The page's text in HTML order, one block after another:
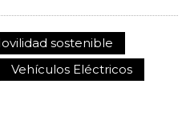
sostenible
Vehículos Eléctricos